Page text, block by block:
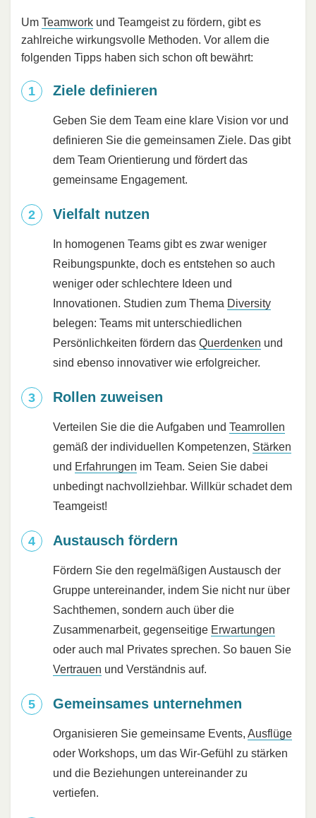
Um Teamwork und Teamgeist zu fördern, gibt es
zahlreiche wirkungsvolle Methoden. Vor allem die
folgenden Tipps haben sich schon oft bewährt:
Ziele definieren
Geben Sie dem Team eine klare Vision vor und
definieren Sie die gemeinsamen Ziele. Das gibt
dem Team Orientierung und fördert das
gemeinsame Engagement.
Vielfalt nutzen
In homogenen Teams gibt es zwar weniger
Reibungspunkte, doch es entstehen so auch
weniger oder schlechtere Ideen und
Innovationen. Studien zum Thema Diversity
belegen: Teams mit unterschiedlichen
Persönlichkeiten fördern das Querdenken und
sind ebenso innovativer wie erfolgreicher.
Rollen zuweisen
Verteilen Sie die die Aufgaben und Teamrollen
gemäß der individuellen Kompetenzen, Stärken
und Erfahrungen im Team. Seien Sie dabei
unbedingt nachvollziehbar. Willkür schadet dem
Teamgeist!
Austausch fördern
Fördern Sie den regelmäßigen Austausch der
Gruppe untereinander, indem Sie nicht nur über
Sachthemen, sondern auch über die
Zusammenarbeit, gegenseitige Erwartungen
oder auch mal Privates sprechen. So bauen Sie
Vertrauen und Verständnis auf.
Gemeinsames unternehmen
Organisieren Sie gemeinsame Events, Ausflüge
oder Workshops, um das Wir-Gefühl zu stärken
und die Beziehungen untereinander zu
vertiefen.